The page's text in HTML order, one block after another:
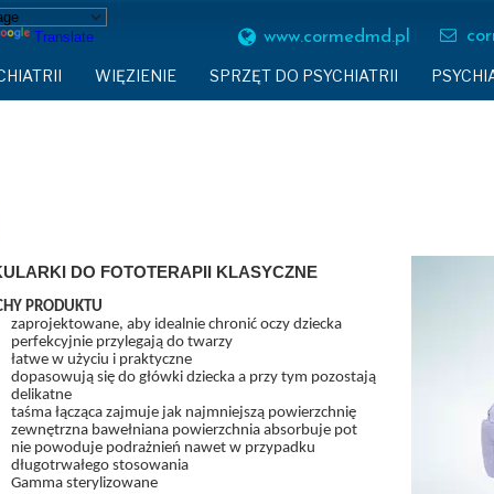
DO FOTOTERAPII KLASYCZNE
PRODUKTU
zaprojektowane, aby idealnie chronić oczy dziecka
perfekcyjnie przylegają do twarzy
łatwe w użyciu i praktyczne
dopasowują się do główki dziecka a przy tym pozostają
delikatne
taśma łącząca zajmuje jak najmniejszą powierzchnię
zewnętrzna bawełniana powierzchnia absorbuje pot
nie powoduje podrażnień nawet w przypadku
długotrwałego stosowania
Gamma sterylizowane
Translate
DO PSYCHIATRII
PSYCHIATRII
TV
WIĘZIENIE
SKANER BOSS II
MATA TRANSFEROWA
TARCZA OSŁONOWA SIR
SPRZĘT DO PSYCHIATRII
BEZPIECZNA ZASTAWA STOŁOWA
BEZPIECZNY WIESZAK PIANKOWY
BEZPIECZNE MASZYNKI
BEZPIECZNY DŁUGOPIS
MASKA PRZECIW OPLUCIU I
www.cormedmd.pl
DO PSYCHIATRII
PASY UNIERUCHAMIAJĄCE PACJENTA
MASKA PRZECIW OPLUCIU
BODYFIX OCHRONNA PIŻAMA
KAMIZELKA PSYCHIATRYCZNA
ARMATURA
PSYCHIATRIA DZIECIĘCA